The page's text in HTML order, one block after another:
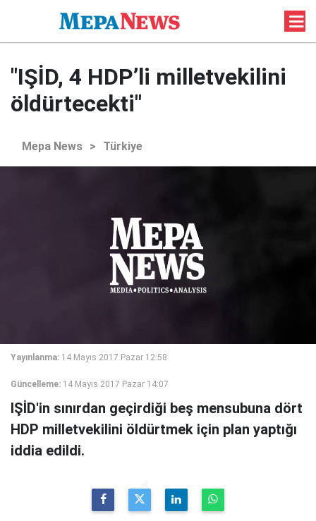
"IŞİD, 4 HDP’li milletvekilini
öldürtecekti"
Mepa News > Türkiye
Yayınlanma: 14 Mayıs 2017 Pazar 12:58
Güncelleme: 14 Mayıs 2017 Pazar 14:07
IŞİD'in sınırdan geçirdiği beş mensubuna dört
HDP milletvekilini öldürtmek için plan yaptığı
iddia edildi.